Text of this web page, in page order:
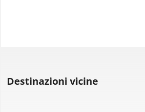
Destinazioni vicine